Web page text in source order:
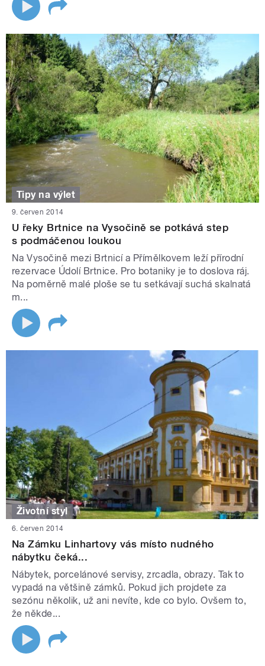
Tipy na výlet
9. červen 2014
U řeky Brtnice na Vysočině se potkává step
s podmáčenou loukou
Na Vysočině mezi Brtnicí a Přímělkovem leží přírodní
rezervace Údolí Brtnice. Pro botaniky je to doslova ráj.
Na poměrně malé ploše se tu setkávají suchá skalnatá
m...
Životní styl
6. červen 2014
Na Zámku Linhartovy vás místo nudného
nábytku čeká...
Nábytek, porcelánové servisy, zrcadla, obrazy. Tak to
vypadá na většině zámků. Pokud jich projdete za
sezónu několik, už ani nevíte, kde co bylo. Ovšem to,
že někde...